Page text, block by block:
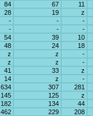
84 67
11
28 19
z
- -
-
- -
-
54 39
10
48 24
18
z z
-
z z
-
41 33
z
14 z
-
634 307
281
145 125
z
182 134
44
462 229
208